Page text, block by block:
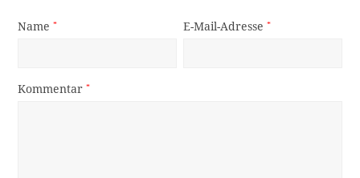
Name* E-Mail-Adresse*
Kommentar*